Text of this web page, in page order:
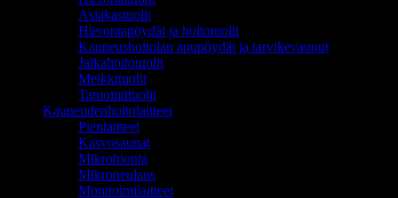
Asiakastuolit
Hierontapöydät ja hoitotuolit
Kauneushoitolan apupöydät ja tarvikevaunut
Jalkahoitotuolit
Meikkituolit
Tatuointituolit
Kauneudenhoitolaitteet
Pienlaitteet
Kasvosaunat
Mikrohionta
Mikroneulaus
Monitoimilaitteet